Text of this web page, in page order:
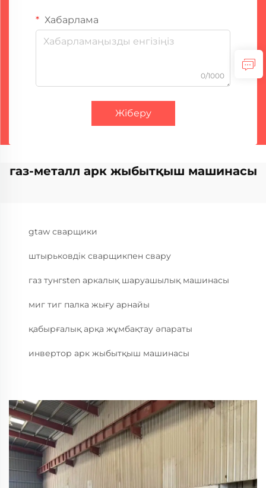
Хабарлама
0/1000
Жіберу
газ-металл арк жыбытқыш машинасы
gtaw сварщики
штырьковдік сварщикпен свару
газ тунгsten аркалық шаруашылық машинасы
миг тиг палка жығу арнайы
қабырғалық арқа жұмбақтау әпараты
инвертор арк жыбытқыш машинасы